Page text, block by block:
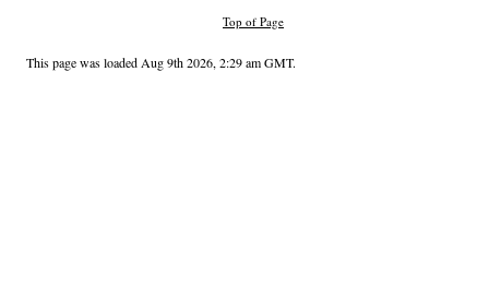
Top of Page
This page was loaded Aug 9th 2026, 2:29 am GMT.